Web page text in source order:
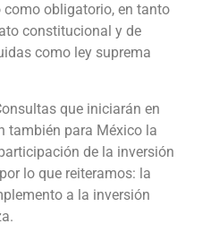
obligatorio, en tanto
constitucional y de
como ley suprema
que iniciarán en
también para México la
de la inversión
lo que reiteramos: la
a la inversión